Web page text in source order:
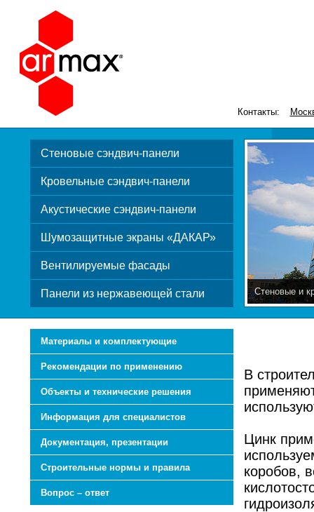
Контакты:
Стеновые сэндвич-панели
Кровельные сэндвич-панели
Акустические сэндвич-панели
Шумозащитные экраны «ДАКАР»
Вентилируемые фасады
Панели из нержавеющей стали Стеновые и
Материалы и комплектующие
Рекомендации по применению
Объекты и технические решения
Информация для специалистов
Документация, презентации
Строительные нормы и правила
Вопрос – ответ
В
Цинк
коробов,